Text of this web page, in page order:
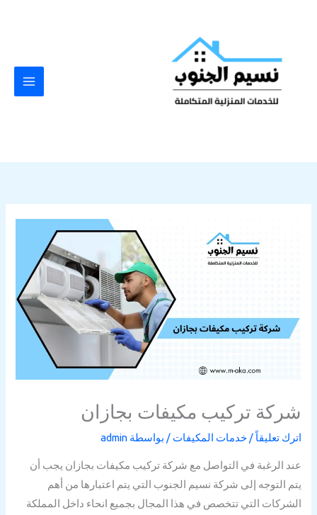
شركة تركيب مكيفات بجازان
اترك تعليقاً /خدمات المكيفات / بواسطة admin
عند الرغبة في التواصل مع شركة تركيب مكيفات بجازان يجب أن
يتم التوجه إلى شركة نسيم الجنوب التي يتم اعتبارها من أهم
الشركات التي تتخصص في هذا المجال بجميع انحاء داخل المملكة